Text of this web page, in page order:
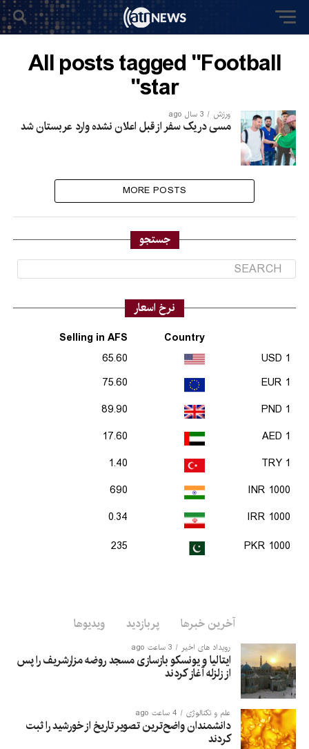
All posts tagged "Football
star"
ورزش 3 سال ago
مسی در یک سفر از قبل اعلان نشده وارد عربستان شد
MORE POSTS
جستجو
نرخ اسعار
Country
Selling in AFS
1 USD
65.60
1 EUR
75.60
1 PND
89.90
1 AED
17.60
1 TRY
1.40
1000 INR
690
1000 IRR
0.34
1000 PKR
235
آخرین خبرها پربازدید ویدیوها
رویداد های اخیر 3 ساعت ago
ایتالیا و یونسکو بازسازی مسجد روضه مزارشریف را پس
از زلزله آغاز کردند
علم و تکنالوژی 4 ساعت ago
دانشمندان واضح‌ترین تصویر تاریخ از خورشید را ثبت
کردند